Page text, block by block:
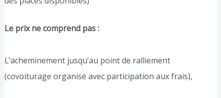
Le prix ne comprend pas :
L’acheminement jusqu’au point de ralliement
(covoiturage organisé avec participation aux frais),